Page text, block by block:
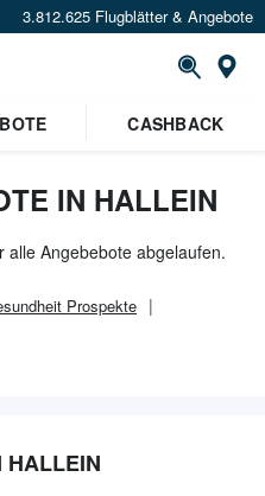
3.812.625 Flugblätter & Angebote
CASHBACK
IN HALLEIN
alle Angebebote abgelaufen.
Prospekte
HALLEIN